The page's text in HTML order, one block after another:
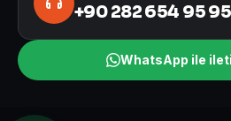
+90 282 654 95 95
WhatsApp ile